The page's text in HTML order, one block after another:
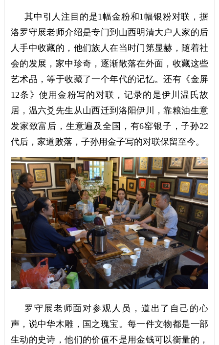
其中引人注目的是1幅金粉和1幅银粉对联，据
洛罗守展老师介绍是专门到山西明清大户人家的后
人手中收藏的，他们族人在当时门第显赫，随着社
会的发展，家中珍奇，逐渐散落在外面，收藏这些
艺术品，等于收藏了一个年代的记忆。还有《金屏
12条》使用金粉写的对联，记录的是伊川温氏故
居，温六爻先生从山西迁到洛阳伊川，靠粮油生意
发家致富后，生意遍及全国，有6窑银子，子孙22
代后，家道败落，子孙用金子写的对联保留至今。
罗守展老师面对参观人员，道出了自己的心
声，说中华木雕，国之瑰宝。每一件文物都是一部
生动的史诗，他们的价值不是用金钱可以衡量的，